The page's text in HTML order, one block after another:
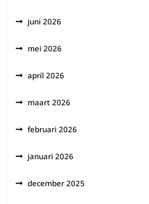
juni 2026
mei 2026
april 2026
maart 2026
februari 2026
januari 2026
december 2025